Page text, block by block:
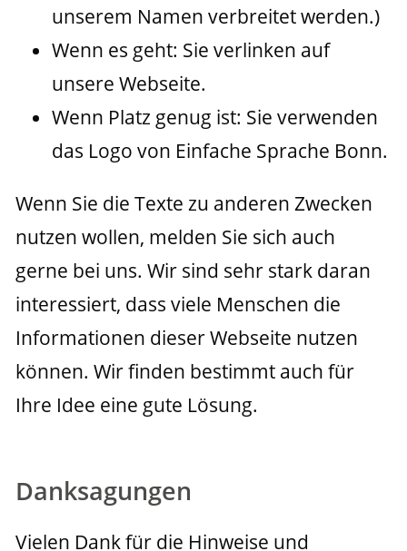
unserem Namen verbreitet werden.)
Wenn es geht: Sie verlinken auf
unsere Webseite.
Wenn Platz genug ist: Sie verwenden
das Logo von Einfache Sprache Bonn.
Wenn Sie die Texte zu anderen Zwecken
nutzen wollen, melden Sie sich auch
gerne bei uns. Wir sind sehr stark daran
interessiert, dass viele Menschen die
Informationen dieser Webseite nutzen
können. Wir finden bestimmt auch für
Ihre Idee eine gute Lösung.
Danksagungen
Vielen Dank für die Hinweise und